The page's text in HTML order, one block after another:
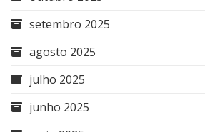
setembro 2025
agosto 2025
julho 2025
junho 2025